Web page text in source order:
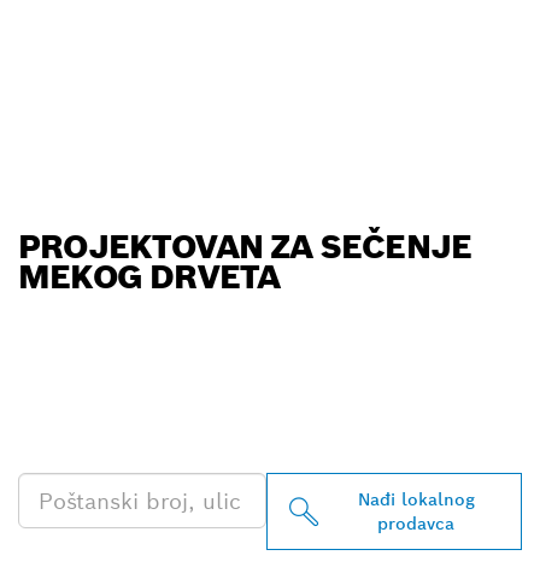
PROJEKTOVAN ZA SEČENJE
MEKOG DRVETA
Nađi lokalnog
prodavca